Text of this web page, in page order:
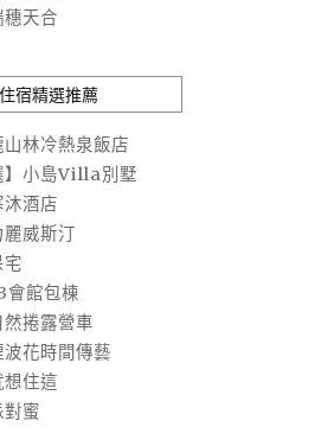
穗天合
宿精選推薦
山林冷熱泉飯店
】小島Villa別墅
沐酒店
麗威斯汀
宅
會館包棟
然捲露營車
波花時間傳藝
想住這
對蜜